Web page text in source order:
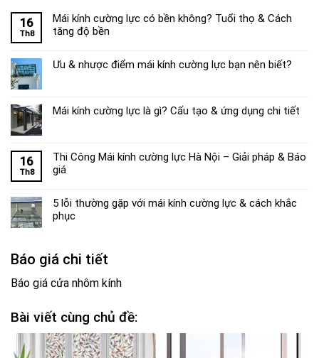
16
Th8
Mái kính cường lực có bền không? Tuổi thọ & Cách
tăng độ bền
Ưu & nhược điểm mái kính cường lực bạn nên biết?
Mái kính cường lực là gì? Cấu tạo & ứng dụng chi tiết
16
Th8
Thi Công Mái kính cường lực Hà Nội – Giải pháp & Báo
giá
5 lỗi thường gặp với mái kính cường lực & cách khắc
phục
Báo giá chi tiết
Báo giá cửa nhôm kính
Bài viết cùng chủ đề: